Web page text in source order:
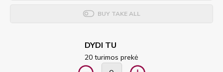
BUY TAKE ALL
DYDI TU
20 turimos prekė